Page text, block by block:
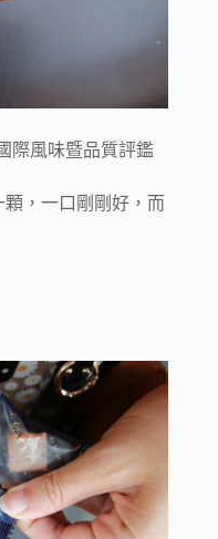
際風味暨品質評鑑
，一口剛剛好，而